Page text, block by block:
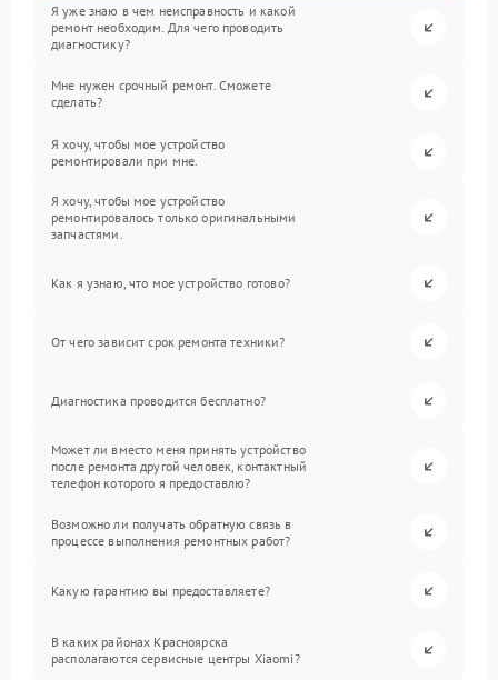
Я уже знаю в чем неисправность и какой
ремонт необходим. Для чего проводить
диагностику?
Мне нужен срочный ремонт. Сможете
сделать?
Я хочу, чтобы мое устройство
ремонтировали при мне.
Я хочу, чтобы мое устройство
ремонтировалось только оригинальными
запчастями.
Как я узнаю, что мое устройство готово?
От чего зависит срок ремонта техники?
Диагностика проводится бесплатно?
Может ли вместо меня принять устройство
после ремонта другой человек, контактный
телефон которого я предоставлю?
Возможно ли получать обратную связь в
процессе выполнения ремонтных работ?
Какую гарантию вы предоставляете?
В каких районах Красноярска
располагаются сервисные центры Xiaomi?